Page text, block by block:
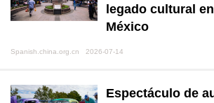
legado cultural
México
Spanish.china.org.cn 2026-07-14
Espectáculo de